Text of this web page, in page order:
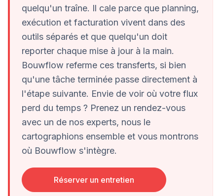
quelqu'un traîne. Il cale parce que planning,
exécution et facturation vivent dans des
outils séparés et que quelqu'un doit
reporter chaque mise à jour à la main.
Bouwflow referme ces transferts, si bien
qu'une tâche terminée passe directement à
l'étape suivante. Envie de voir où votre flux
perd du temps ? Prenez un rendez-vous
avec un de nos experts, nous le
cartographions ensemble et vous montrons
où Bouwflow s'intègre.
Réserver un entretien